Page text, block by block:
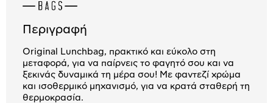
Περιγραφή
Original Lunchbag, πρακτικό και εύκολο στη
μεταφορά, για να παίρνεις το φαγητό σου και να
ξεκινάς δυναμικά τη μέρα σου! Με φαντεζί χρώμα
και ισοθερμικό μηχανισμό, για να κρατά σταθερή τη
θερμοκρασία.